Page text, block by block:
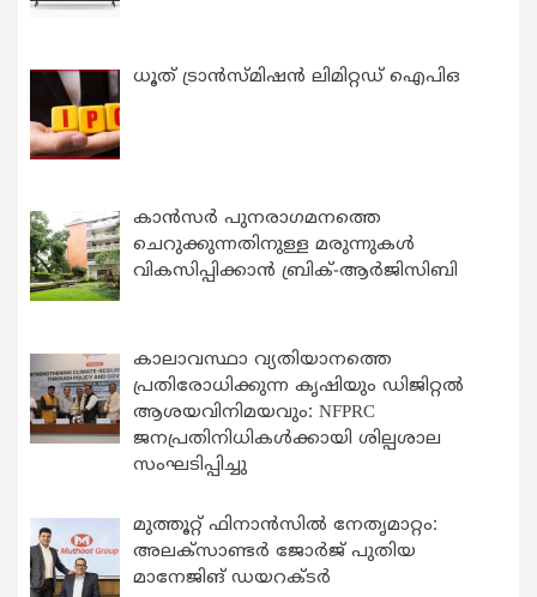
ധൂത് ട്രാൻസ്മിഷൻ ലിമിറ്റഡ് ഐപിഒ
കാന്‍സര്‍ പുനരാഗമനത്തെ
ചെറുക്കുന്നതിനുള്ള മരുന്നുകള്‍
വികസിപ്പിക്കാന്‍ ബ്രിക്-ആര്‍ജിസിബി
കാലാവസ്ഥാ വ്യതിയാനത്തെ
പ്രതിരോധിക്കുന്ന കൃഷിയും ഡിജിറ്റൽ
ആശയവിനിമയവും: NFPRC
ജനപ്രതിനിധികൾക്കായി ശില്പശാല
സംഘടിപ്പിച്ചു
മുത്തൂറ്റ് ഫിനാൻസിൽ നേതൃമാറ്റം:
അലക്സാണ്ടർ ജോർജ് പുതിയ
മാനേജിങ് ഡയറക്ടർ